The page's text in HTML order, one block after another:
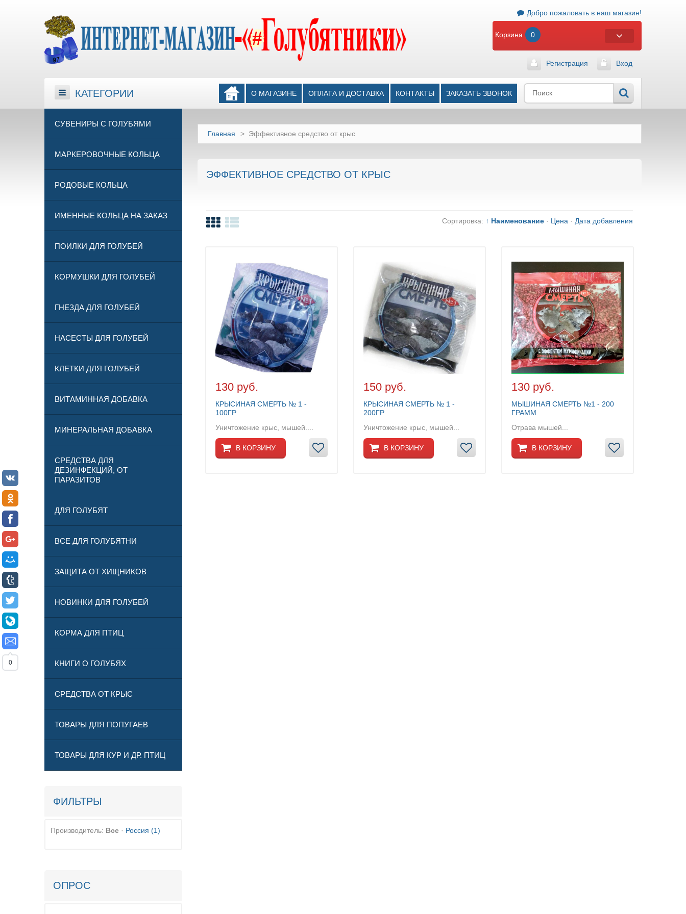
Добро пожаловать в наш магазин!
Корзина 0
Регистрация Вход
ЗАКАЗАТЬ ЗВОНОК
КОНТАКТЫ
ОПЛАТА И ДОСТАВКА
О МАГАЗИНЕ
КАТЕГОРИИ
Главная > Эффективное средство от крыс
ЭФФЕКТИВНОЕ СРЕДСТВО ОТ КРЫС
Сортировка: ↑ Наименование · Цена · Дата добавления
130 руб.
КРЫСИНАЯ СМЕРТЬ № 1 -
100ГР
Уничтожение крыс, мышей....
В КОРЗИНУ
150 руб.
КРЫСИНАЯ СМЕРТЬ № 1 -
200ГР
Уничтожение крыс, мышей...
В КОРЗИНУ
130 руб.
МЫШИНАЯ СМЕРТЬ №1 - 200
ГРАММ
Отрава мышей...
В КОРЗИНУ
КАТЕГОРИИ
СУВЕНИРЫ С ГОЛУБЯМИ
МАРКЕРОВОЧНЫЕ КОЛЬЦА
РОДОВЫЕ КОЛЬЦА
ИМЕННЫЕ КОЛЬЦА НА ЗАКАЗ
ПОИЛКИ ДЛЯ ГОЛУБЕЙ
КОРМУШКИ ДЛЯ ГОЛУБЕЙ
ГНЕЗДА ДЛЯ ГОЛУБЕЙ
НАСЕСТЫ ДЛЯ ГОЛУБЕЙ
КЛЕТКИ ДЛЯ ГОЛУБЕЙ
ВИТАМИННАЯ ДОБАВКА
МИНЕРАЛЬНАЯ ДОБАВКА
СРЕДСТВА ДЛЯ
ДЕЗИНФЕКЦИЙ, ОТ
ПАРАЗИТОВ
ДЛЯ ГОЛУБЯТ
ВСЕ ДЛЯ ГОЛУБЯТНИ
ЗАЩИТА ОТ ХИЩНИКОВ
НОВИНКИ ДЛЯ ГОЛУБЕЙ
КОРМА ДЛЯ ПТИЦ
КНИГИ О ГОЛУБЯХ
СРЕДСТВА ОТ КРЫС
ТОВАРЫ ДЛЯ ПОПУГАЕВ
ТОВАРЫ ДЛЯ КУР И ДР. ПТИЦ
ФИЛЬТРЫ
Производитель: Все · Россия (1)
ОПРОС
0